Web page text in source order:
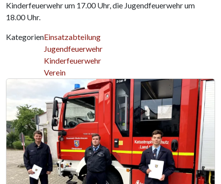
Kinderfeuerwehr um 17.00 Uhr, die Jugendfeuerwehr um
18.00 Uhr.
KategorienEinsatzabteilung
Jugendfeuerwehr
Kinderfeuerwehr
Verein